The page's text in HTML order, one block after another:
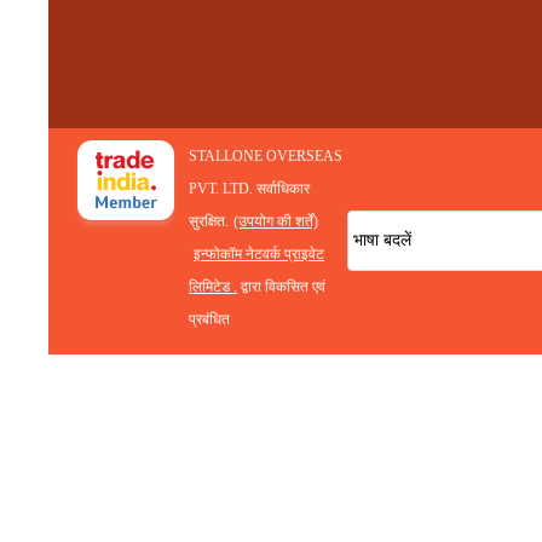
STALLONE OVERSEAS
PVT. LTD. सर्वाधिकार
सुरक्षित. (उपयोग की शर्तें)
इन्फोकॉम नेटवर्क प्राइवेट
लिमिटेड . द्वारा विकसित एवं
प्रबंधित
भाषा बदलें